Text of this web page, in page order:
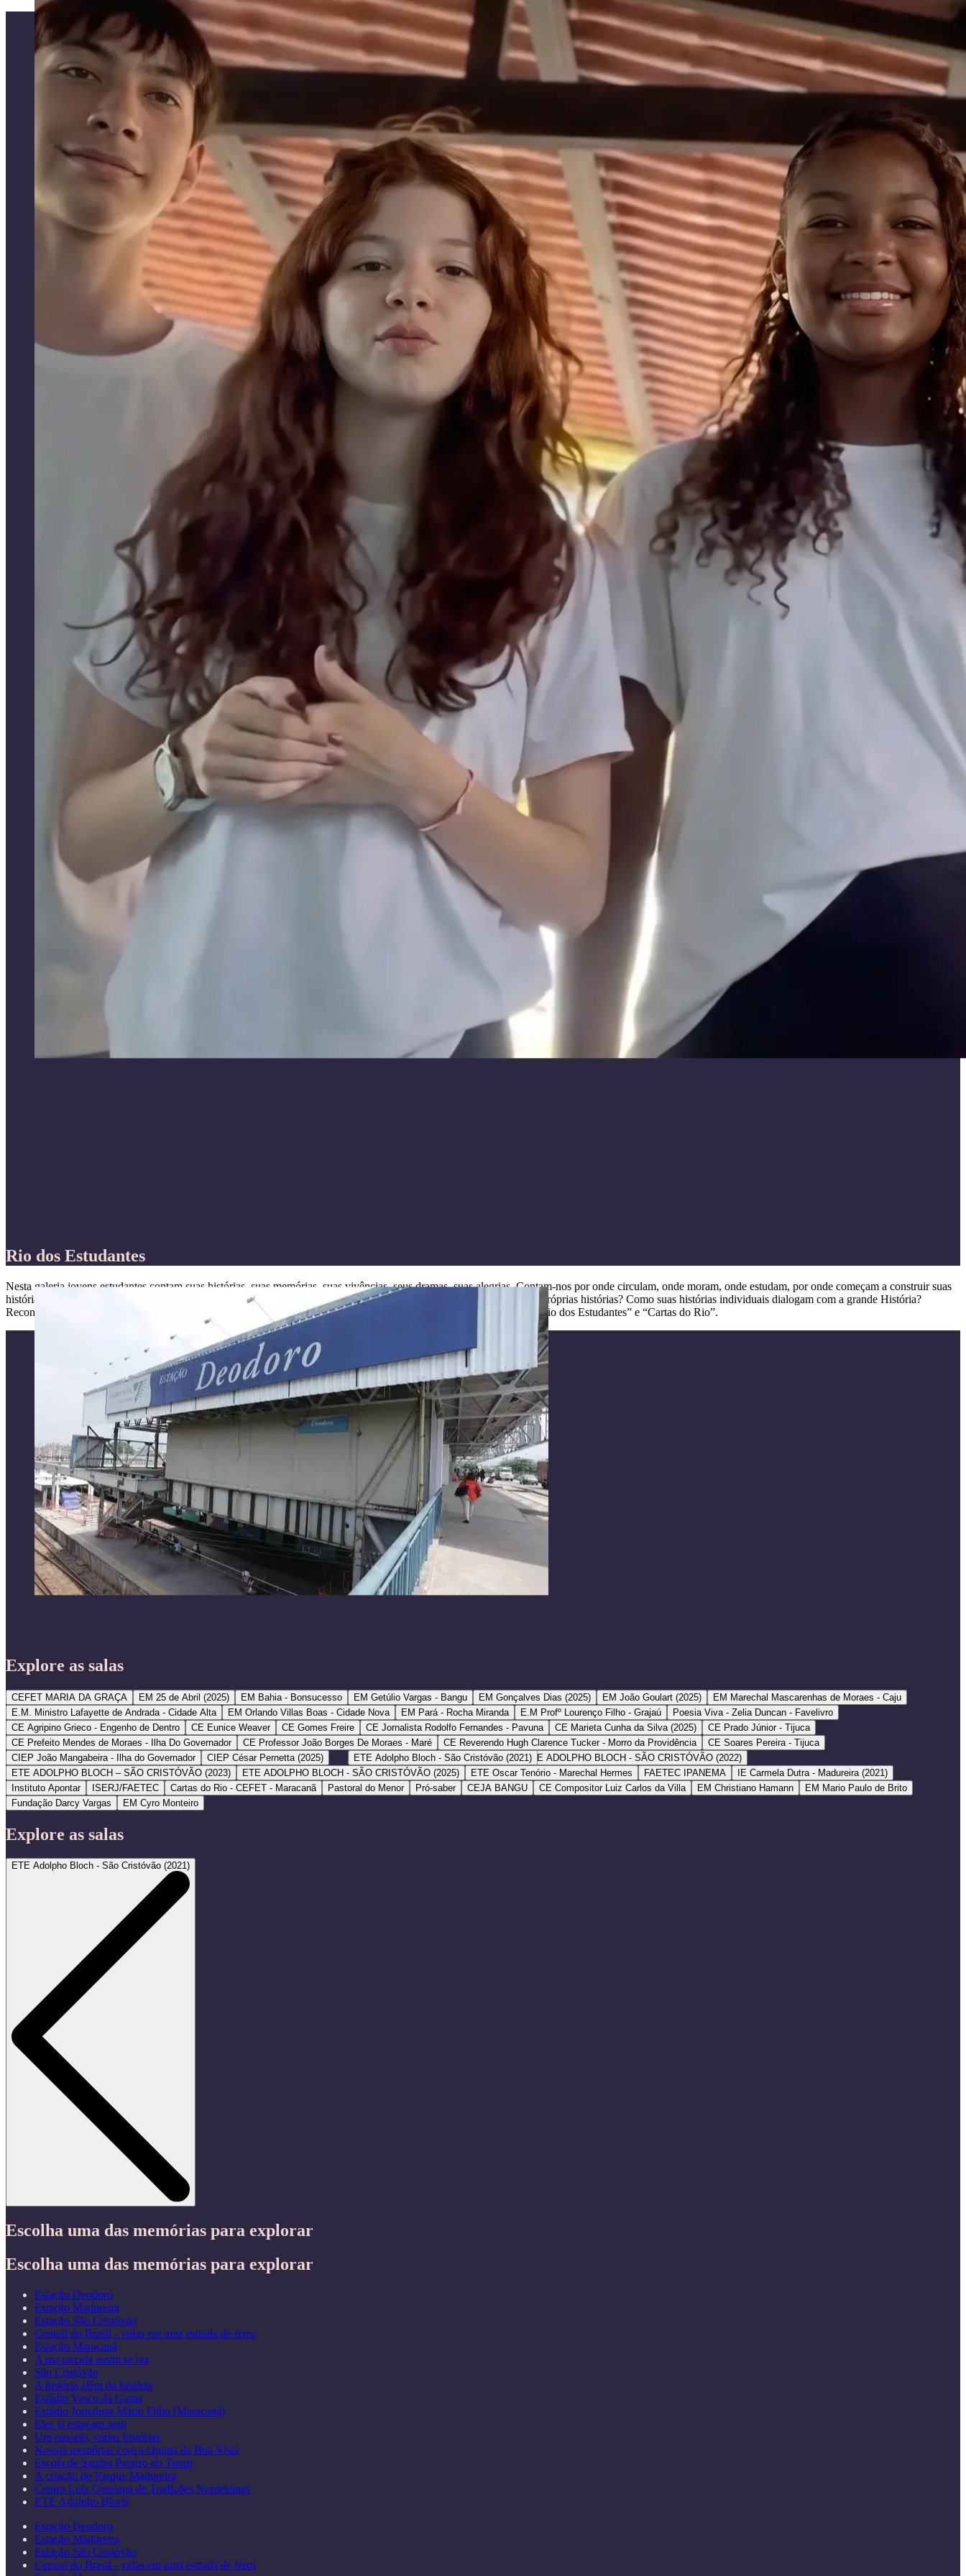
Rio dos Estudantes
Nesta galeria jovens estudantes contam suas histórias, suas memórias, suas vivências, seus dramas, suas alegrias. Contam-nos por onde circulam, onde moram, onde estudam, por onde começam a construir suas
histórias. Que eventos marcaram suas vidas? Que memórias escutam de seus pais e avós que se conectam com as suas próprias histórias? Como suas histórias individuais dialogam com a grande História?
Reconhecendo-se enquanto sujeitos históricos, revelam um outro Rio. Descubra que cidade é essa nas salas “Oficinas Rio dos Estudantes” e “Cartas do Rio”.
Explore as salas
CEFET MARIA DA GRAÇA EM 25 de Abril (2025) EM Bahia - Bonsucesso EM Getúlio Vargas - Bangu EM Gonçalves Dias (2025) EM João Goulart (2025)
EM Marechal Mascarenhas de Moraes - Caju
E.M. Ministro Lafayette de Andrada - Cidade Alta
EM Orlando Villas Boas - Cidade Nova EM Pará - Rocha Miranda E.M Profº Lourenço Filho - Grajaú
Poesia Viva - Zelia Duncan - Favelivro
CE Agripino Grieco - Engenho de Dentro
CE Eunice Weaver CE Gomes Freire CE Jornalista Rodolfo Fernandes - Pavuna CE Marieta Cunha da Silva (2025)
CE Prado Júnior - Tijuca
CE Prefeito Mendes de Moraes - Ilha Do Governador
CE Professor João Borges De Moraes - Maré CE Reverendo Hugh Clarence Tucker - Morro da Providência
CE Soares Pereira - Tijuca
CIEP João Mangabeira - Ilha do Governador
CIEP César Pernetta (2025) ETE Adolpho Bloch - São Cristóvão (2021)ETE ADOLPHO BLOCH - SÃO CRISTÓVÃO (2022)
ETE ADOLPHO BLOCH – SÃO CRISTÓVÃO (2023)
ETE ADOLPHO BLOCH - SÃO CRISTÓVÃO (2025) ETE Oscar Tenório - Marechal Hermes FAETEC IPANEMA
IE Carmela Dutra - Madureira (2021)
Instituto Apontar
ISERJ/FAETEC Cartas do Rio - CEFET - Maracanã Pastoral do Menor Pró-saber CEJA BANGU CE Compositor Luiz Carlos da Villa EM Christiano Hamann
EM Mario Paulo de Brito
Fundação Darcy Vargas
EM Cyro Monteiro
Explore as salas
ETE Adolpho Bloch - São Cristóvão (2021)
Escolha uma das memórias para explorar
Escolha uma das memórias para explorar
Estação Deodoro
Estação Madureira
Estação São Cristóvão
Central do Brasil - vidas em uma estrada de ferro
Estação Maracanã
A tua torcida assim se fez
São Cristóvão
A história além da história
Estádio Vasco da Gama
Estádio Jornalista Mário Filho (Maracanã)
Eles já estavam aqui
Um passeio, várias histórias
Nossas memórias com a Quinta da Boa Vista
Escola de Samba Paraíso do Tuiuti
A criação do Parque Madureira
Centro Luiz Gonzaga de Tradições Nordestinas
ETE Adolpho Bloch
Estação Deodoro
Estação Madureira
Estação São Cristóvão
Central do Brasil - vidas em uma estrada de ferro